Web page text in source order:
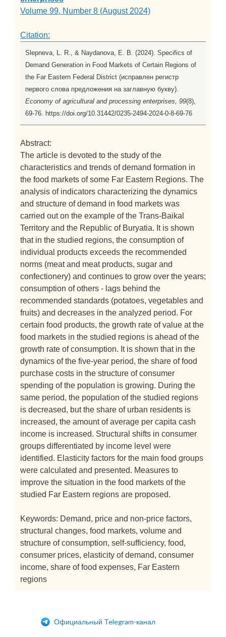
Volume 99, Number 8 (August 2024)
Citation:
Slepneva, L. R., & Naydanova, E. B. (2024). Specifics of
Demand Generation in Food Markets of Certain Regions of
the Far Eastern Federal District (исправлен регистр
первого слова предложения на заглавную букву).
Economy of agricultural and processing enterprises, 99(8),
69-76. https://doi.org/10.31442/0235-2494-2024-0-8-69-76
Abstract:
The article is devoted to the study of the
characteristics and trends of demand formation in
the food markets of some Far Eastern Regions. The
analysis of indicators characterizing the dynamics
and structure of demand in food markets was
carried out on the example of the Trans-Baikal
Territory and the Republic of Buryatia. It is shown
that in the studied regions, the consumption of
individual products exceeds the recommended
norms (meat and meat products, sugar and
confectionery) and continues to grow over the years;
consumption of others - lags behind the
recommended standards (potatoes, vegetables and
fruits) and decreases in the analyzed period. For
certain food products, the growth rate of value at the
food markets in the studied regions is ahead of the
growth rate of consumption. It is shown that in the
dynamics of the five-year period, the share of food
purchase costs in the structure of consumer
spending of the population is growing. During the
same period, the population of the studied regions
is decreased, but the share of urban residents is
increased, the amount of average per capita cash
income is increased. Structural shifts in consumer
groups differentiated by income level were
identified. Elasticity factors for the main food groups
were calculated and presented. Measures to
improve the situation in the food markets of the
studied Far Eastern regions are proposed.
Keywords: Demand, price and non-price factors,
structural changes, food markets, volume and
structure of consumption, self-sufficiency, food,
consumer prices, elasticity of demand, consumer
income, share of food expenses, Far Eastern
regions
Официальный Telegram-канал